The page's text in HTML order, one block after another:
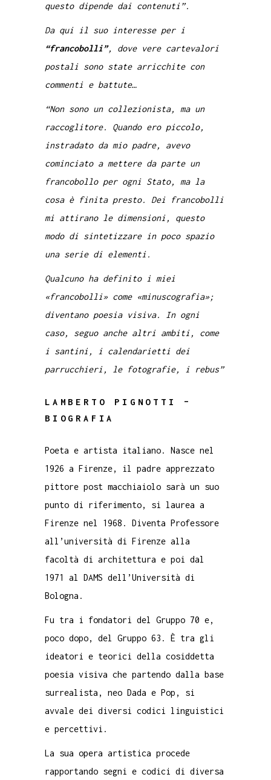
questo dipende dai contenuti”.
Da qui il suo interesse per i
“francobolli”, dove vere cartevalori
postali sono state arricchite con
commenti e battute…
“Non sono un collezionista, ma un
raccoglitore. Quando ero piccolo,
instradato da mio padre, avevo
cominciato a mettere da parte un
francobollo per ogni Stato, ma la
cosa è finita presto. Dei francobolli
mi attirano le dimensioni, questo
modo di sintetizzare in poco spazio
una serie di elementi.
Qualcuno ha definito i miei
«francobolli» come «minuscografia»;
diventano poesia visiva. In ogni
caso, seguo anche altri ambiti, come
i santini, i calendarietti dei
parrucchieri, le fotografie, i rebus”
LAMBERTO PIGNOTTI –
BIOGRAFIA
Poeta e artista italiano. Nasce nel
1926 a Firenze, il padre apprezzato
pittore post macchiaiolo sarà un suo
punto di riferimento, si laurea a
Firenze nel 1968. Diventa Professore
all’università di Firenze alla
facoltà di architettura e poi dal
1971 al DAMS dell’Università di
Bologna.
Fu tra i fondatori del Gruppo 70 e,
poco dopo, del Gruppo 63. È tra gli
ideatori e teorici della cosiddetta
poesia visiva che partendo dalla base
surrealista, neo Dada e Pop, si
avvale dei diversi codici linguistici
e percettivi.
La sua opera artistica procede
rapportando segni e codici di diversa